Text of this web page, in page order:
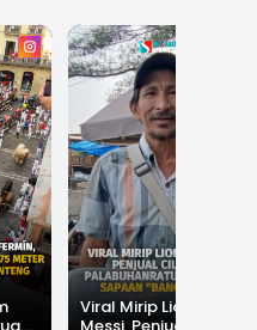
Viral Mirip Lionel